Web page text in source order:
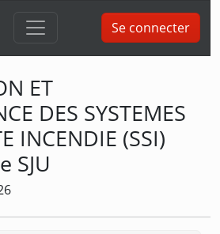
Se connecter
ET
DES SYSTEMES
INCENDIE (SSI)
SJU